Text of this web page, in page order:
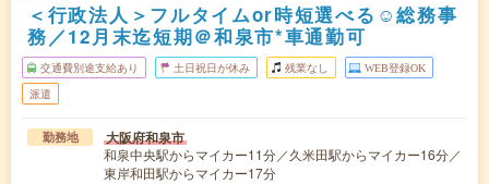
＜行政法人＞フルタイムor時短選べる☺総務事
務／12月末迄短期＠和泉市*車通勤可
交通費別途支給あり 土日祝日が休み 残業なし WEB登録OK
派遣
勤務地 大阪府和泉市
和泉中央駅からマイカー11分／久米田駅からマイカー16分／
東岸和田駅からマイカー17分